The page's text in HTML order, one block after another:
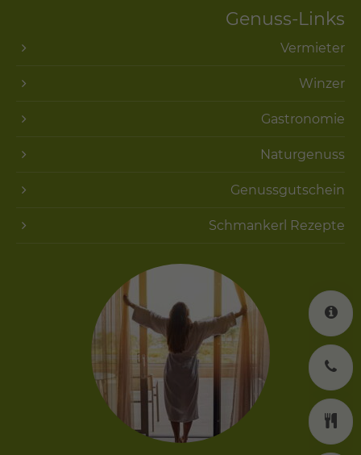
Genuss-Links
Vermieter
Winzer
Gastronomie
Naturgenuss
Genussgutschein
Schmankerl Rezepte